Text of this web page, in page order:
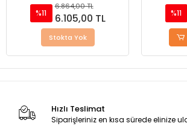
%11
6.864,00 TL
6.105,00 TL
Stokta Yok
%11
Hızlı Teslimat
Siparişleriniz en kısa sürede elinize